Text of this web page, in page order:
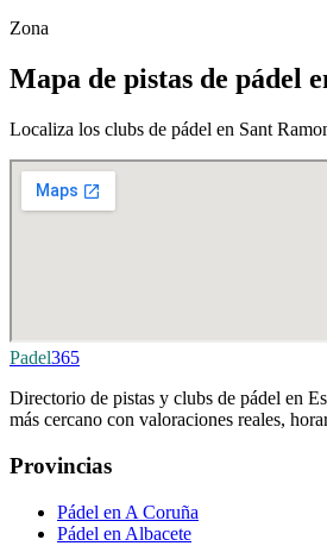
Zona
Mapa de pistas de pádel
Localiza los clubs de pádel en Sant
Padel365
Directorio de pistas y clubs de pádel en
más cercano con valoraciones reales,
Provincias
Pádel en A Coruña
Pádel en Albacete